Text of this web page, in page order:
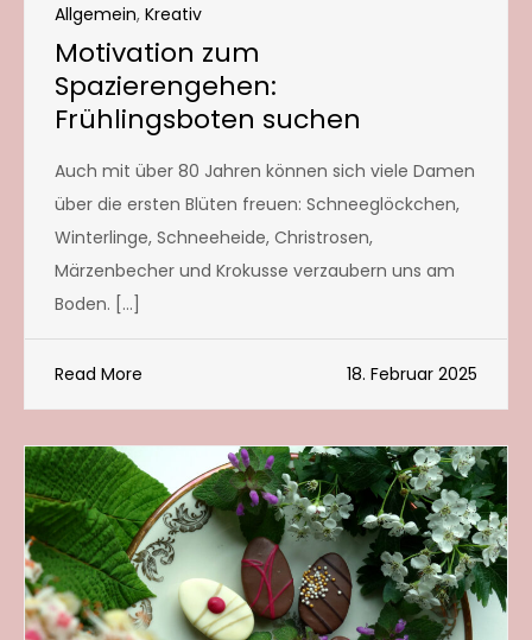
Allgemein, Kreativ
Motivation zum
Spazierengehen:
Frühlingsboten suchen
Auch mit über 80 Jahren können sich viele Damen
über die ersten Blüten freuen: Schneeglöckchen,
Winterlinge, Schneeheide, Christrosen,
Märzenbecher und Krokusse verzaubern uns am
Boden. […]
Read More 18. Februar 2025